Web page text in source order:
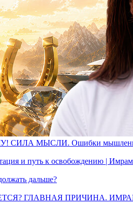
СИЛА МЫСЛИ. Ошибки
и путь к освобождению |
дальше?
ГЛАВНАЯ ПРИЧИНА.